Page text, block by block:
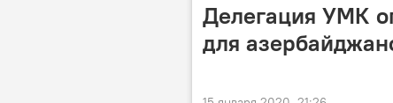
Делегация УМК
для